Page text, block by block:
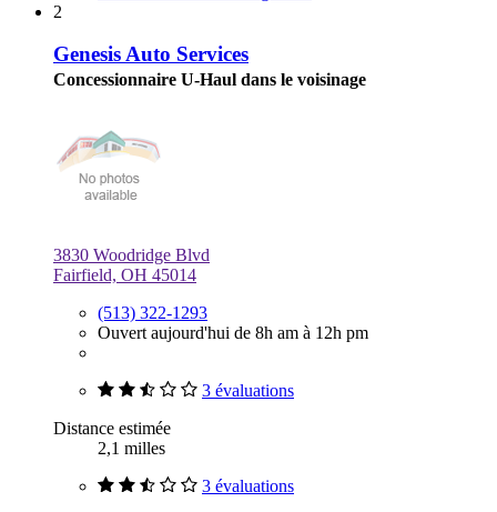
2
Genesis Auto Services
Concessionnaire U-Haul dans le voisinage
3830 Woodridge Blvd
Fairfield, OH 45014
(513) 322-1293
Ouvert aujourd'hui de 8h am à 12h pm
3 évaluations
Distance estimée
2,1 milles
3 évaluations